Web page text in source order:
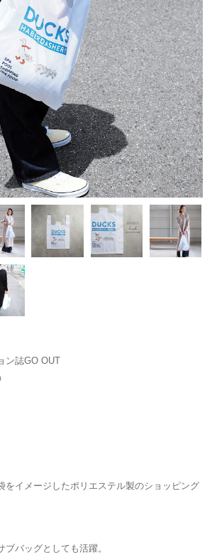
ン誌GO OUT
をイメージしたポリエステル製のショッピング
ブバッグとしても活躍。